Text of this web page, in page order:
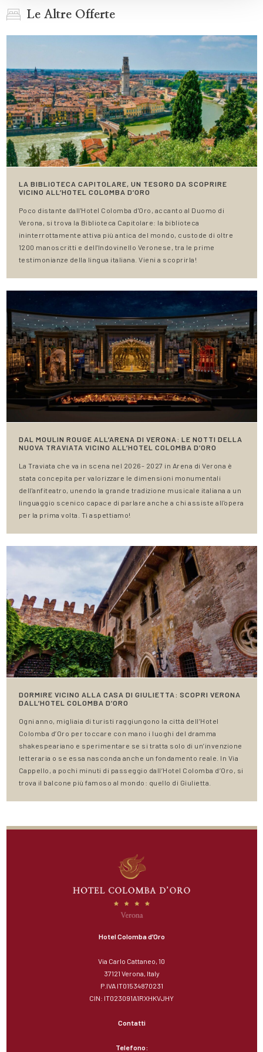
Le Altre Offerte
LA BIBLIOTECA CAPITOLARE, UN TESORO DA SCOPRIRE
VICINO ALL’HOTEL COLOMBA D’ORO
Poco distante dall'Hotel Colomba d'Oro, accanto al Duomo di
Verona, si trova la Biblioteca Capitolare: la biblioteca
ininterrottamente attiva più antica del mondo, custode di oltre
1200 manoscritti e dell'Indovinello Veronese, tra le prime
testimonianze della lingua italiana. Vieni a scoprirla!
DAL MOULIN ROUGE ALL’ARENA DI VERONA: LE NOTTI DELLA
NUOVA TRAVIATA VICINO ALL’HOTEL COLOMBA D’ORO
La Traviata che va in scena nel 2026- 2027 in Arena di Verona è
stata concepita per valorizzare le dimensioni monumentali
dell'anfiteatro, unendo la grande tradizione musicale italiana a un
linguaggio scenico capace di parlare anche a chi assiste all'opera
per la prima volta. Ti aspettiamo!
DORMIRE VICINO ALLA CASA DI GIULIETTA: SCOPRI VERONA
DALL’HOTEL COLOMBA D’ORO
Ogni anno, migliaia di turisti raggiungono la città dell’Hotel
Colomba d’Oro per toccare con mano i luoghi del dramma
shakespeariano e sperimentare se si tratta solo di un’invenzione
letteraria o se essa nasconda anche un fondamento reale. In Via
Cappello, a pochi minuti di passeggio dall’Hotel Colomba d’Oro, si
trova il balcone più famoso al mondo: quello di Giulietta.
Hotel Colomba d’Oro
Via Carlo Cattaneo, 10
37121 Verona, Italy
P.IVA IT01534870231
CIN: IT023091A1RXHKVJHY
Contatti
Telefono: